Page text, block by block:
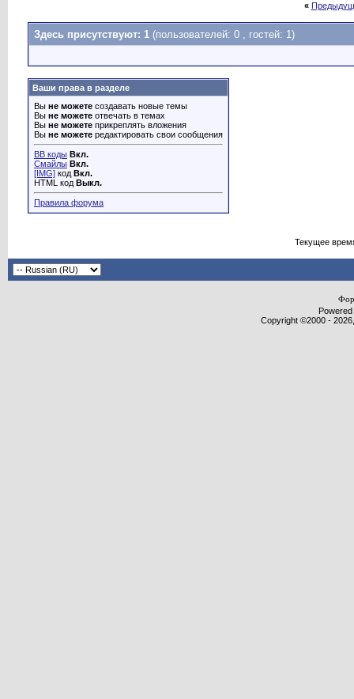
«
Здесь присутствуют: 1 (пользователей: 0 , гостей: 1)
Ваши права в разделе
Вы не можете создавать новые темы
Вы не можете отвечать в темах
Вы не можете прикреплять вложения
Вы не можете редактировать свои сообщения
BB коды Вкл.
Смайлы Вкл.
[IMG] код Вкл.
HTML код Выкл.
Правила форума
Текущее
Copyright ©2000 -